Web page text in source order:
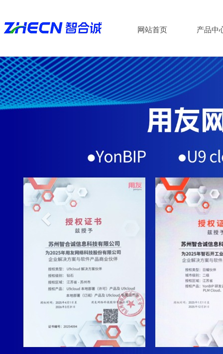
网站首页 产品中